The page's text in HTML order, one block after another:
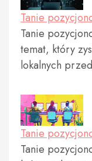
Tanie
Tanie
temat, który
lokalnych
Tanie
Tanie